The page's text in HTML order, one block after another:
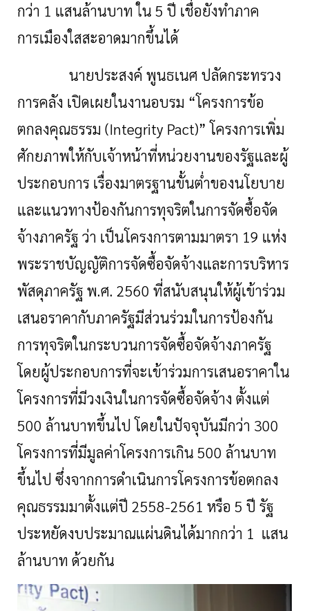
กว่า 1 แสนล้านบาท ใน 5 ปี เชื่อยังทำภาค
การเมืองใสสะอาดมากขึ้นได้
นายประสงค์ พูนธเนศ ปลัดกระทรวง
การคลัง เปิดเผยในงานอบรม “โครงการข้อ
ตกลงคุณธรรม (Integrity Pact)” โครงการเพิ่ม
ศักยภาพให้กับเจ้าหน้าที่หน่วยงานของรัฐและผู้
ประกอบการ เรื่องมาตรฐานขั้นต่ำของนโยบาย
และแนวทางป้องกันการทุจริตในการจัดซื้อจัด
จ้างภาครัฐ ว่า เป็นโครงการตามมาตรา 19 แห่ง
พระราชบัญญัติการจัดซื้อจัดจ้างและการบริหาร
พัสดุภาครัฐ พ.ศ. 2560 ที่สนับสนุนให้ผู้เข้าร่วม
เสนอราคากับภาครัฐมีส่วนร่วมในการป้องกัน
การทุจริตในกระบวนการจัดซื้อจัดจ้างภาครัฐ
โดยผู้ประกอบการที่จะเข้าร่วมการเสนอราคาใน
โครงการที่มีวงเงินในการจัดซื้อจัดจ้าง ตั้งแต่
500 ล้านบาทขึ้นไป โดยในปัจจุบันมีกว่า 300
โครงการที่มีมูลค่าโครงการเกิน 500 ล้านบาท
ขึ้นไป ซึ่งจากการดำเนินการโครงการข้อตกลง
คุณธรรมมาตั้งแต่ปี 2558-2561 หรือ 5 ปี รัฐ
ประหยัดงบประมาณแผ่นดินได้มากกว่า 1 แสน
ล้านบาท ด้วยกัน